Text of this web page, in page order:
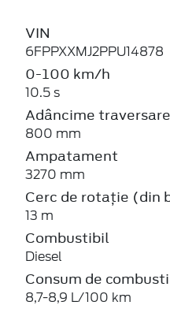
VIN
6FPPXXMJ2PPU14878
0-100 km/h
10.5 s
Adâncime
800 mm
Ampatament
3270 mm
Cerc de rotație (din
13 m
Combustibil
Diesel
Consum de
8,7-8,9 L/100 km